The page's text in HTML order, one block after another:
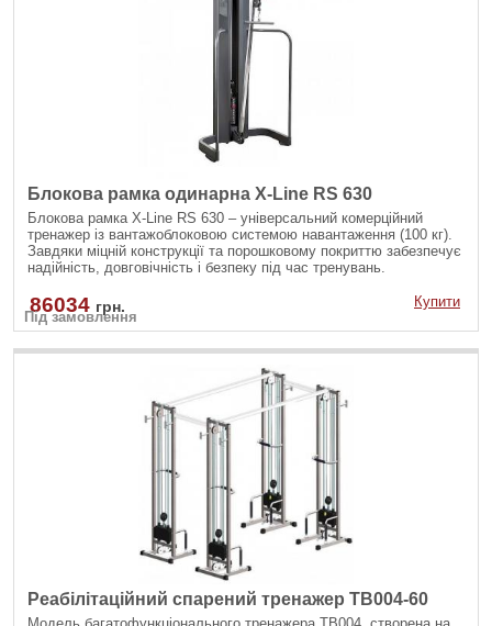
Блокова рамка одинарна X-Line RS 630
Блокова рамка X-Line RS 630 – універсальний комерційний
тренажер із вантажоблоковою системою навантаження (100 кг).
Завдяки міцній конструкції та порошковому покриттю забезпечує
надійність, довговічність і безпеку під час тренувань.
86034 грн.
Купити
Під замовлення
Реабілітаційний спарений тренажер TB004-60